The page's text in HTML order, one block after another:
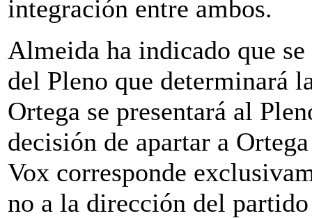
integración entre ambos.
Almeida ha indicado que
del Pleno que determinará
Ortega se presentará al
decisión de apartar a
Vox corresponde
no a la dirección del